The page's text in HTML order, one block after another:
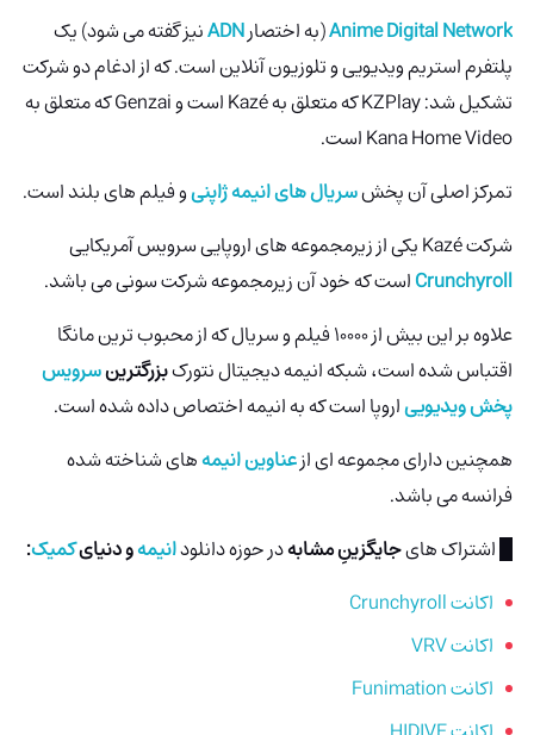
Anime Digital Network(به اختصارADNنیز گفته می شود) یک
پلتفرم استریم ویدیویی و تلوزیون آنلاین است. که از ادغام دو شرکت
تشکیل شد: KZPlay که متعلق به Kazé است و Genzai که متعلق به
Kana Home Video است.
تمرکز اصلی آن پخشسریال های انیمه ژاپنیو فیلم های بلند است.
شرکت Kazé یکی از زیرمجموعه های اروپایی سرویس آمریکایی
Crunchyrollاست که خود آن زیرمجموعه شرکت سونی می باشد.
علاوه بر این بیش از 10000 فیلم و سریال که از محبوب ترین مانگا
اقتباس شده است، شبکه انیمه دیجیتال نتورکبزرگترینسرویس
پخش ویدیوییاروپا است که به انیمه اختصاص داده شده است.
همچنین دارای مجموعه ای ازعناوین انیمههای شناخته شده
فرانسه می باشد.
█ اشتراک هایجایگزینِ مشابهدر حوزه دانلودانیمهودنیایکمیک:
اکانت Crunchyroll
اکانت VRV
اکانت Funimation